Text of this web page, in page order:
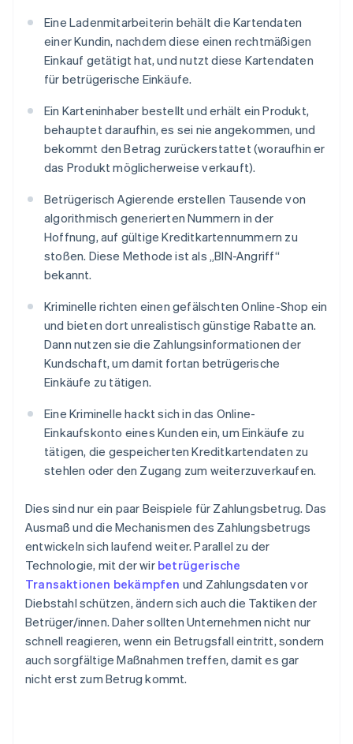
Eine Ladenmitarbeiterin behält die Kartendaten
einer Kundin, nachdem diese einen rechtmäßigen
Einkauf getätigt hat, und nutzt diese Kartendaten
für betrügerische Einkäufe.
Ein Karteninhaber bestellt und erhält ein Produkt,
behauptet daraufhin, es sei nie angekommen, und
bekommt den Betrag zurückerstattet (woraufhin er
das Produkt möglicherweise verkauft).
Betrügerisch Agierende erstellen Tausende von
algorithmisch generierten Nummern in der
Hoffnung, auf gültige Kreditkartennummern zu
stoßen. Diese Methode ist als „BIN-Angriff“
bekannt.
Kriminelle richten einen gefälschten Online-Shop ein
und bieten dort unrealistisch günstige Rabatte an.
Dann nutzen sie die Zahlungsinformationen der
Kundschaft, um damit fortan betrügerische
Einkäufe zu tätigen.
Eine Kriminelle hackt sich in das Online-
Einkaufskonto eines Kunden ein, um Einkäufe zu
tätigen, die gespeicherten Kreditkartendaten zu
stehlen oder den Zugang zum weiterzuverkaufen.
Dies sind nur ein paar Beispiele für Zahlungsbetrug. Das
Ausmaß und die Mechanismen des Zahlungsbetrugs
entwickeln sich laufend weiter. Parallel zu der
Technologie, mit der wir betrügerische
Transaktionen bekämpfen und Zahlungsdaten vor
Diebstahl schützen, ändern sich auch die Taktiken der
Betrüger/innen. Daher sollten Unternehmen nicht nur
schnell reagieren, wenn ein Betrugsfall eintritt, sondern
auch sorgfältige Maßnahmen treffen, damit es gar
nicht erst zum Betrug kommt.